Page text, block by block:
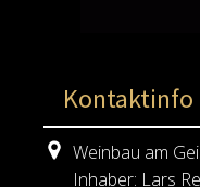
Kontaktinfo
Weinbau am
Inhaber: Lars